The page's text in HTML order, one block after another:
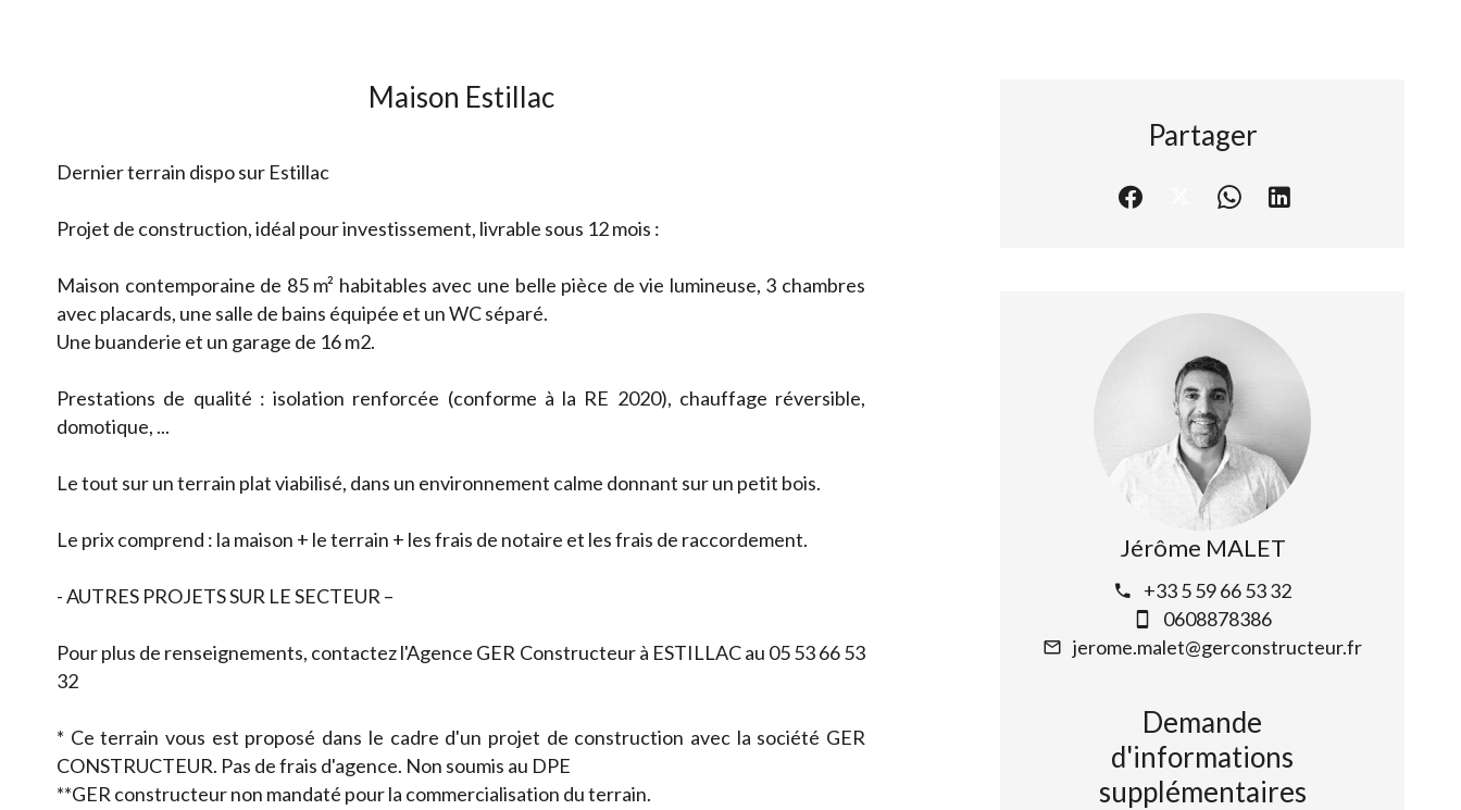
Maison Estillac
Dernier terrain dispo sur Estillac
Projet de construction, idéal pour investissement, livrable sous 12 mois :
Maison contemporaine de 85 m² habitables avec une belle pièce de vie lumineuse, 3 chambres
avec placards, une salle de bains équipée et un WC séparé.
Une buanderie et un garage de 16 m2.
Prestations de qualité : isolation renforcée (conforme à la RE 2020), chauffage réversible,
domotique, ...
Le tout sur un terrain plat viabilisé, dans un environnement calme donnant sur un petit bois.
Le prix comprend : la maison + le terrain + les frais de notaire et les frais de raccordement.
- AUTRES PROJETS SUR LE SECTEUR –
Pour plus de renseignements, contactez l'Agence GER Constructeur à ESTILLAC au 05 53 66 53
32
* Ce terrain vous est proposé dans le cadre d'un projet de construction avec la société GER
CONSTRUCTEUR. Pas de frais d'agence. Non soumis au DPE
**GER constructeur non mandaté pour la commercialisation du terrain.
Partager
Jérôme MALET
+33 5 59 66 53 32
0608878386
jerome.malet@gerconstructeur.fr
Demande
d'informations
supplémentaires